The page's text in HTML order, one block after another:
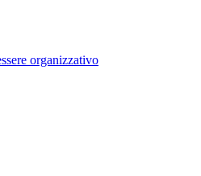
organizzativo